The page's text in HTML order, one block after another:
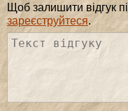
Щоб залишити відгук
зареєструйтеся.